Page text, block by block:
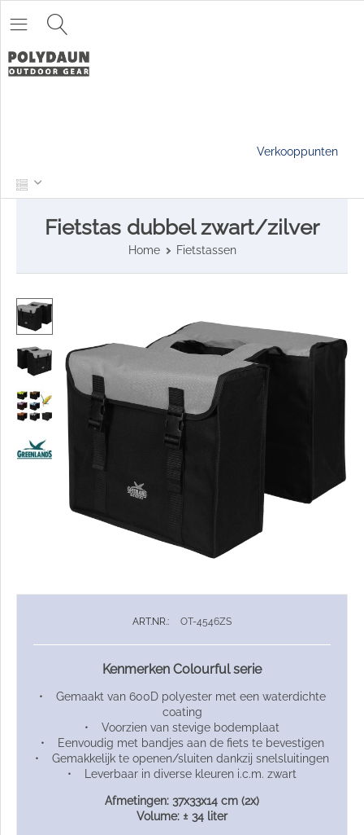
Verkooppunten
Fietstas dubbel zwart/zilver
Home Fietstassen
ART.NR.: OT-4546ZS
Kenmerken Colourful serie
• Gemaakt van 600D polyester met een waterdichte
coating
• Voorzien van stevige bodemplaat
• Eenvoudig met bandjes aan de fiets te bevestigen
• Gemakkelijk te openen/sluiten dankzij snelsluitingen
• Leverbaar in diverse kleuren i.c.m. zwart
Afmetingen: 37x33x14 cm (2x)
Volume: ± 34 liter